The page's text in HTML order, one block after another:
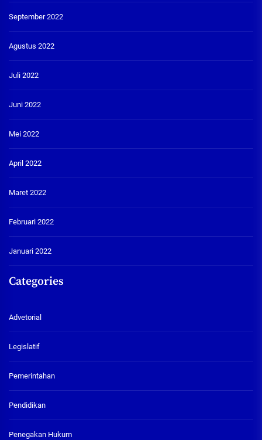
September 2022
Agustus 2022
Juli 2022
Juni 2022
Mei 2022
April 2022
Maret 2022
Februari 2022
Januari 2022
Categories
Advetorial
Legislatif
Pemerintahan
Pendidikan
Penegakan Hukum